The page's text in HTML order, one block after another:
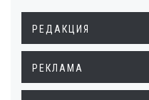
РЕДАКЦИЯ
РЕКЛАМА